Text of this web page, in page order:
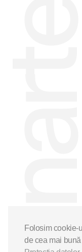
Folosim cookie-
de cea mai